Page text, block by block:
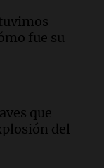
tierrasfue su
que
del